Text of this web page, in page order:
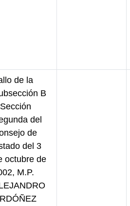
de la
B
del
de
del 3
octubre de
M.P.